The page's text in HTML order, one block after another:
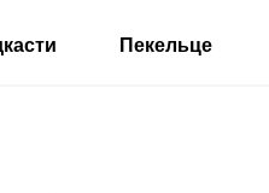
Пекельце